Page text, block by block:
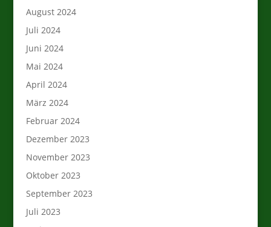
August 2024
Juli 2024
Juni 2024
Mai 2024
April 2024
März 2024
Februar 2024
Dezember 2023
November 2023
Oktober 2023
September 2023
Juli 2023